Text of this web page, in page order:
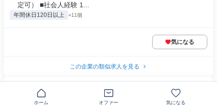
定可） ■社会人経験 1...
年間休日120日以上 +11個
気になる
この企業の類似求人を見る
中古車の販売スタッフ
ホーム オファー 気になる